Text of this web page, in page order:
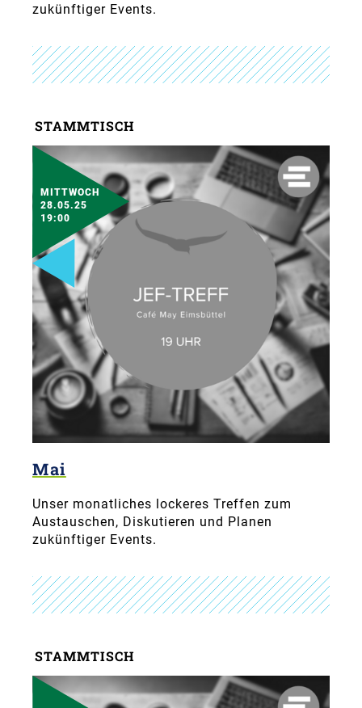
zukünftiger Events.
STAMMTISCH
MITTWOCH
28.05.25
19:00
Mai
Unser monatliches lockeres Treffen zum
Austauschen, Diskutieren und Planen
zukünftiger Events.
STAMMTISCH